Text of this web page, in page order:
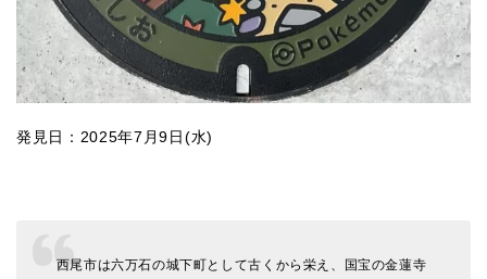
発見日：2025年7月9日(水)
西尾市は六万石の城下町として古くから栄え、国宝の金蓮寺